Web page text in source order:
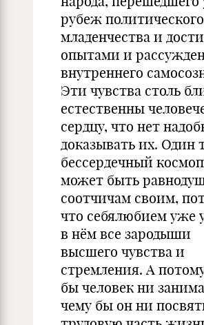
рубеж политического
младенчества и
опытами и
внутреннего
Эти чувства столь
естественны
сердцу, что нет
доказывать их. Один
бессердечный
может быть
соотчичам своим,
что себялюбием уже
в нём все зародыши
высшего чувства и
стремления. А
бы человек ни
чему бы он ни